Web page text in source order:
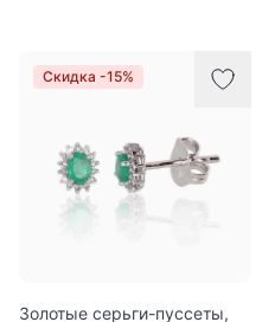
Скидка -15%
Золотые серьги-пуссеты,